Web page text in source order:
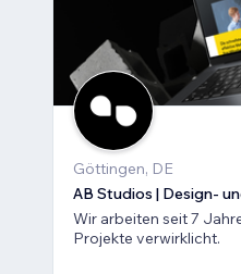
Göttingen, DE
AB Studios | Design-
Wir arbeiten seit 7
Projekte verwirklicht.